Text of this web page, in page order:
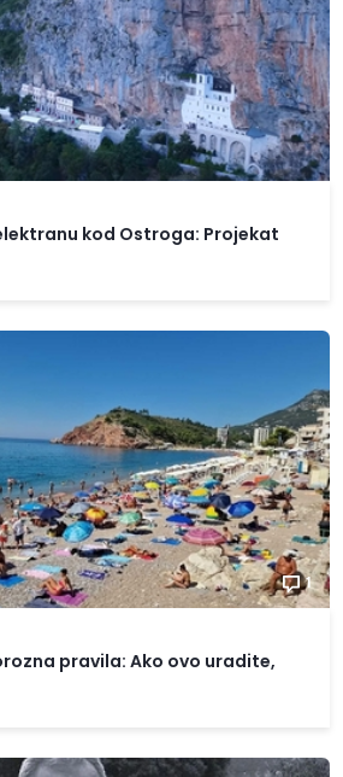
kod Ostroga: Projekat
1
pravila: Ako ovo uradite,